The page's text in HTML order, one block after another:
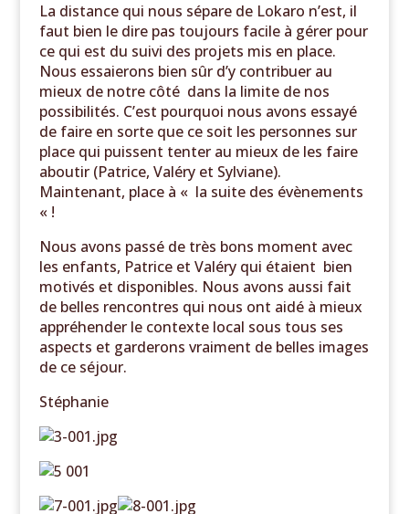
La distance qui nous sépare de Lokaro n’est, il
faut bien le dire pas toujours facile à gérer pour
ce qui est du suivi des projets mis en place.
Nous essaierons bien sûr d’y contribuer au
mieux de notre côté dans la limite de nos
possibilités. C’est pourquoi nous avons essayé
de faire en sorte que ce soit les personnes sur
place qui puissent tenter au mieux de les faire
aboutir (Patrice, Valéry et Sylviane).
Maintenant, place à « la suite des évènements
« !
Nous avons passé de très bons moment avec
les enfants, Patrice et Valéry qui étaient bien
motivés et disponibles. Nous avons aussi fait
de belles rencontres qui nous ont aidé à mieux
appréhender le contexte local sous tous ses
aspects et garderons vraiment de belles images
de ce séjour.
Stéphanie